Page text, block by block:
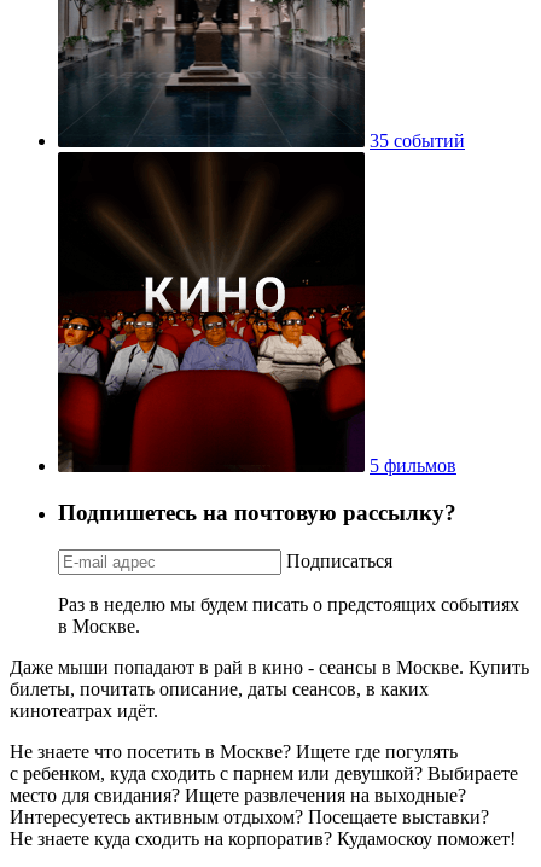
35 событий
5 фильмов
Подпишетесь на почтовую рассылку?
Подписаться
Раз в неделю мы будем писать о предстоящих событиях
в Москве.
Даже мыши попадают в рай в кино - сеансы в Москве. Купить
билеты, почитать описание, даты сеансов, в каких
кинотеатрах идёт.
Не знаете что посетить в Москве? Ищете где погулять
с ребенком, куда сходить с парнем или девушкой? Выбираете
место для свидания? Ищете развлечения на выходные?
Интересуетесь активным отдыхом? Посещаете выставки?
Не знаете куда сходить на корпоратив? Кудамоскоу поможет!